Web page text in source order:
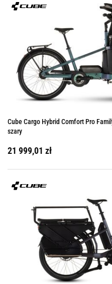
Cube Cargo Hybrid Comfort Pro
szary
21 999,01 zł